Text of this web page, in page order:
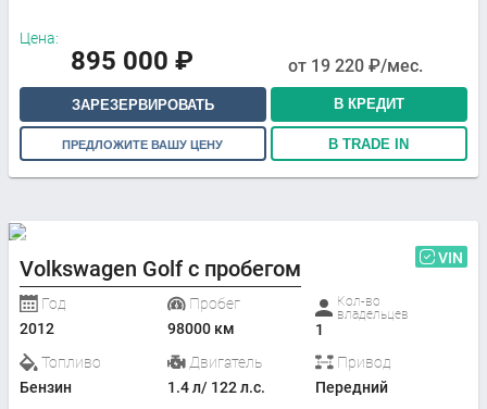
Цена:
895 000 ₽ от 19 220 ₽/мес.
ЗАРЕЗЕРВИРОВАТЬ В КРЕДИТ
ПРЕДЛОЖИТЕ ВАШУ ЦЕНУ В TRADE IN
Volkswagen Golf с пробегом VIN
Год
2012
Пробег
98000 км
Кол-во
владельцев
1
Топливо
Бензин
Двигатель
1.4 л/ 122 л.с.
Привод
Передний